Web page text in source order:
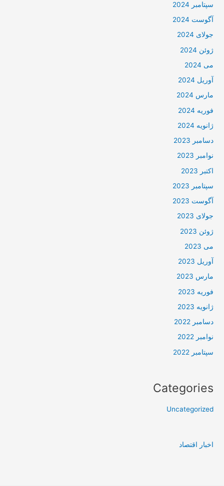
سپتامبر 2024
آگوست 2024
جولای 2024
ژوئن 2024
می 2024
آوریل 2024
مارس 2024
فوریه 2024
ژانویه 2024
دسامبر 2023
نوامبر 2023
اکتبر 2023
سپتامبر 2023
آگوست 2023
جولای 2023
ژوئن 2023
می 2023
آوریل 2023
مارس 2023
فوریه 2023
ژانویه 2023
دسامبر 2022
نوامبر 2022
سپتامبر 2022
Categories
Uncategorized
اخبار اقتصاد